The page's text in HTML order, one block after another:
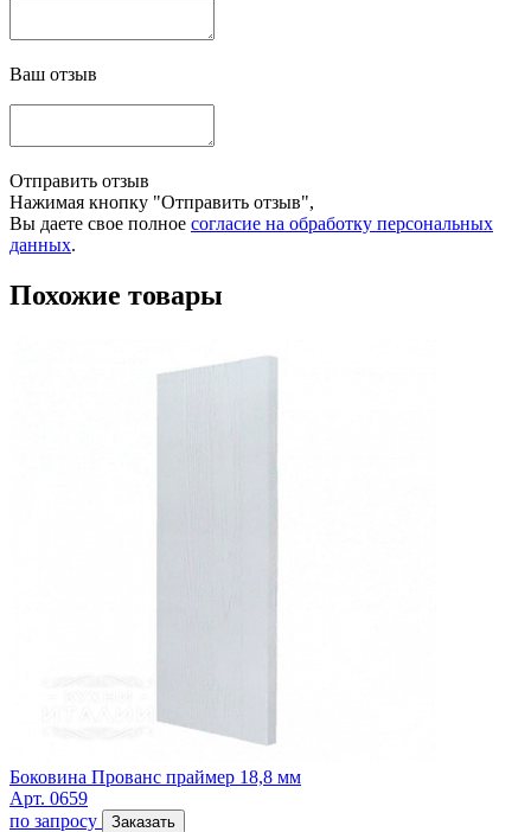
Ваш отзыв
Отправить отзыв
Нажимая кнопку "Отправить отзыв",
Вы даете свое полное согласие на обработку персональных
данных.
Похожие товары
Боковина Прованс праймер 18,8 мм
Арт. 0659
по запросу
Заказать